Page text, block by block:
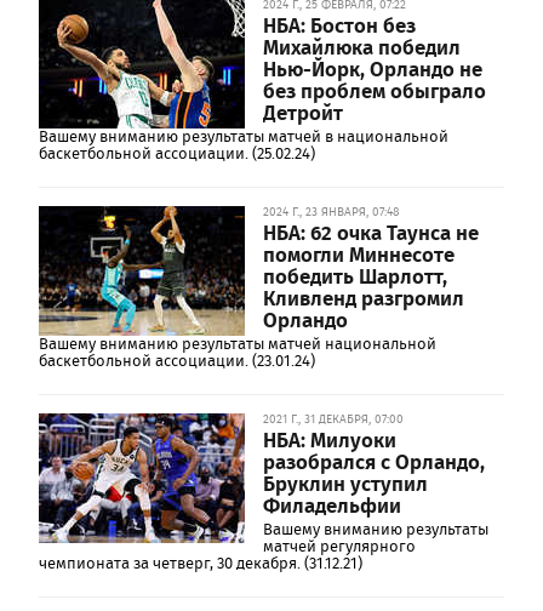
2024 Г., 25 ФЕВРАЛЯ, 07:22
НБА: Бостон без
Михайлюка победил
Нью-Йорк, Орландо не
без проблем обыграло
Детройт
Вашему вниманию результаты матчей в национальной
баскетбольной ассоциации. (25.02.24)
2024 Г., 23 ЯНВАРЯ, 07:48
НБА: 62 очка Таунса не
помогли Миннесоте
победить Шарлотт,
Кливленд разгромил
Орландо
Вашему вниманию результаты матчей национальной
баскетбольной ассоциации. (23.01.24)
2021 Г., 31 ДЕКАБРЯ, 07:00
НБА: Милуоки
разобрался с Орландо,
Бруклин уступил
Филадельфии
Вашему вниманию результаты
матчей регулярного
чемпионата за четверг, 30 декабря. (31.12.21)